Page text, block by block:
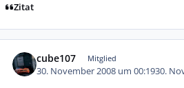
Zitat
cube107 Mitglied
30. November 2008 um 00:1930.